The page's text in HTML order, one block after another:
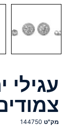
עגילי
מק"ט 144750